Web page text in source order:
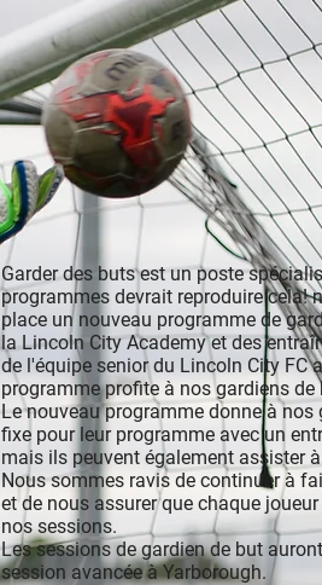
Garder des buts est un poste
programmes devrait reproduire cela!
place un nouveau programme de
la Lincoln City Academy et des
de l'équipe senior du Lincoln City FC
programme profite à nos gardiens de
Le nouveau programme donne à
fixe pour leur programme avec un
mais ils peuvent également assister
Nous sommes ravis de continuer à
et de nous assurer que chaque
nos sessions.
Les sessions de gardien de but
session avancée à Yarborough.